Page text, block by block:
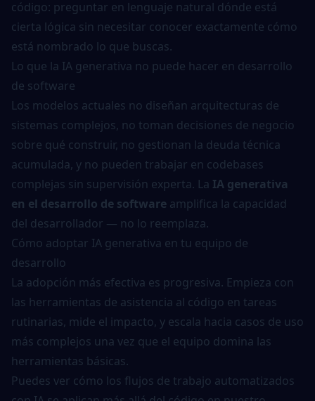
código: preguntar en lenguaje natural dónde está
cierta lógica sin necesitar conocer exactamente cómo
está nombrado lo que buscas.
Lo que la IA generativa no puede hacer en desarrollo
de software
Los modelos actuales no diseñan arquitecturas de
sistemas complejos, no toman decisiones de negocio
sobre qué construir, no gestionan la deuda técnica
acumulada, y no pueden trabajar en codebases
complejas sin supervisión experta. La IA generativa
en el desarrollo de software amplifica la capacidad
del desarrollador — no lo reemplaza.
Cómo adoptar IA generativa en tu equipo de
desarrollo
La adopción más efectiva es progresiva. Empieza con
las herramientas de asistencia al código en tareas
rutinarias, mide el impacto, y escala hacia casos de uso
más complejos una vez que el equipo domina las
herramientas básicas.
Puedes ver cómo los flujos de trabajo automatizados